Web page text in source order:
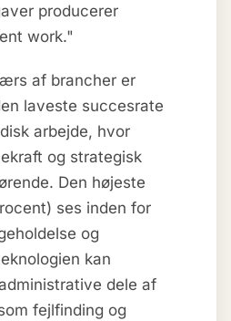
producerer
work."
af brancher er
laveste succesrate
arbejde, hvor
og strategisk
Den højeste
ses inden for
og
kan
dele af
fejlfinding og